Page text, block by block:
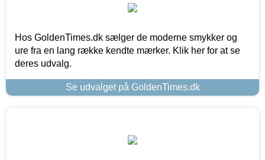
Hos GoldenTimes.dk sælger de moderne smykker og
ure fra en lang række kendte mærker. Klik her for at se
deres udvalg.
Se udvalget på GoldenTimes.dk